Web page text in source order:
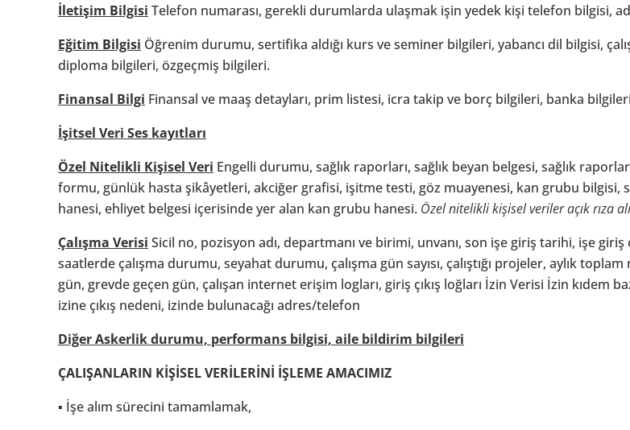
İletişim Bilgisi Telefon numarası, gerekli durumlarda ulaşmak işin yedek kişi telefon bilgisi,
Eğitim Bilgisi Öğrenim durumu, sertifika aldığı kurs ve seminer bilgileri, yabancı dil bilgisi,
diploma bilgileri, özgeçmiş bilgileri.
Finansal Bilgi Finansal ve maaş detayları, prim listesi, icra takip ve borç bilgileri, banka
İşitsel Veri Ses kayıtları
Özel Nitelikli Kişisel Veri Engelli durumu, sağlık raporları, sağlık beyan belgesi, sağlık
formu, günlük hasta şikâyetleri, akciğer grafisi, işitme testi, göz muayenesi, kan grubu bilgisi,
hanesi, ehliyet belgesi içerisinde yer alan kan grubu hanesi. Özel nitelikli kişisel veriler açık rıza
Çalışma Verisi Sicil no, pozisyon adı, departmanı ve birimi, unvanı, son işe giriş tarihi, işe
saatlerde çalışma durumu, seyahat durumu, çalışma gün sayısı, çalıştığı projeler, aylık
gün, grevde geçen gün, çalışan internet erişim logları, giriş çıkış loğları İzin Verisi İzin kıdem
izine çıkış nedeni, izinde bulunacağı adres/telefon
Diğer Askerlik durumu, performans bilgisi, aile bildirim bilgileri
ÇALIŞANLARIN KİŞİSEL VERİLERİNİ İŞLEME AMACIMIZ
▪ İşe alım sürecini tamamlamak,